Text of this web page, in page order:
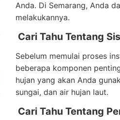
Anda. Di Semarang, Anda
melakukannya.
Cari Tahu Tentang
Sebelum memulai proses
beberapa komponen
hujan yang akan Anda
sungai, dan air hujan laut.
Cari Tahu Tentang